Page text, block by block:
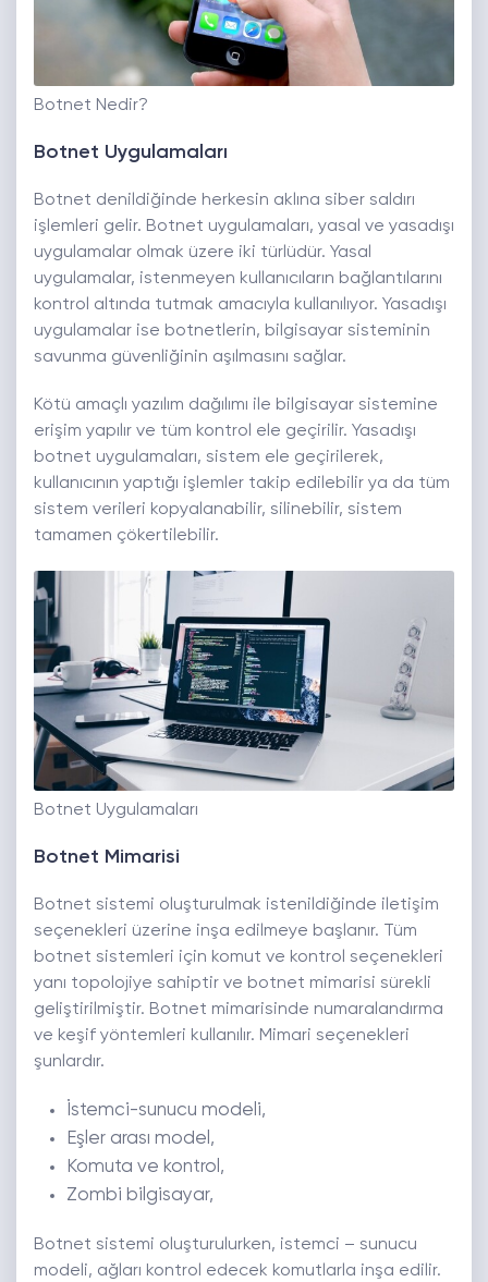
Botnet Nedir?
Botnet Uygulamaları
Botnet denildiğinde herkesin aklına siber saldırı
işlemleri gelir. Botnet uygulamaları, yasal ve yasadışı
uygulamalar olmak üzere iki türlüdür. Yasal
uygulamalar, istenmeyen kullanıcıların bağlantılarını
kontrol altında tutmak amacıyla kullanılıyor. Yasadışı
uygulamalar ise botnetlerin, bilgisayar sisteminin
savunma güvenliğinin aşılmasını sağlar.
Kötü amaçlı yazılım dağılımı ile bilgisayar sistemine
erişim yapılır ve tüm kontrol ele geçirilir. Yasadışı
botnet uygulamaları, sistem ele geçirilerek,
kullanıcının yaptığı işlemler takip edilebilir ya da tüm
sistem verileri kopyalanabilir, silinebilir, sistem
tamamen çökertilebilir.
Botnet Uygulamaları
Botnet Mimarisi
Botnet sistemi oluşturulmak istenildiğinde iletişim
seçenekleri üzerine inşa edilmeye başlanır. Tüm
botnet sistemleri için komut ve kontrol seçenekleri
yanı topolojiye sahiptir ve botnet mimarisi sürekli
geliştirilmiştir. Botnet mimarisinde numaralandırma
ve keşif yöntemleri kullanılır. Mimari seçenekleri
şunlardır.
İstemci-sunucu modeli,
Eşler arası model,
Komuta ve kontrol,
Zombi bilgisayar,
Botnet sistemi oluşturulurken, istemci – sunucu
modeli, ağları kontrol edecek komutlarla inşa edilir.